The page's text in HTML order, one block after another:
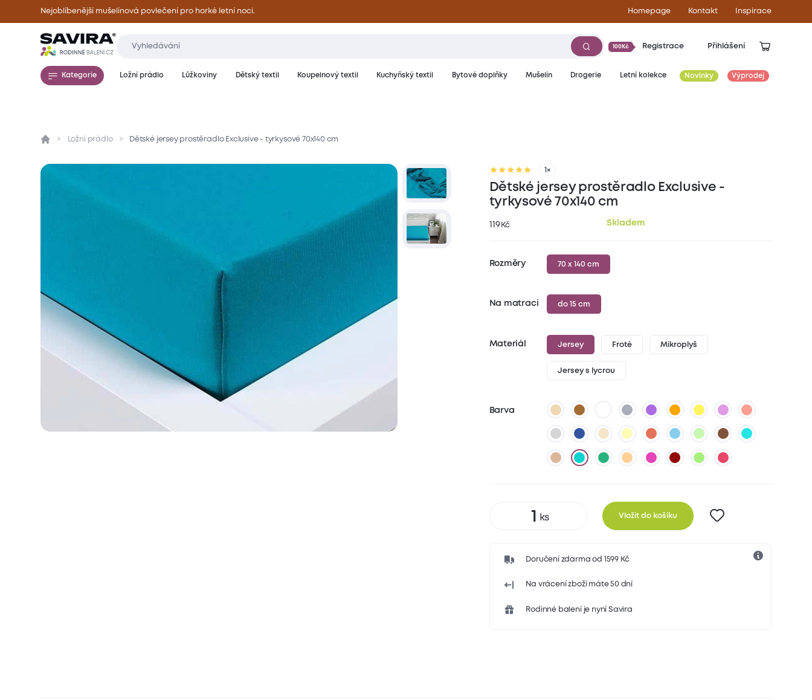
Nejoblíbenější mušelínová povlečení pro horké letní noci. Homepage Kontakt Inspirace
100Kč Registrace Přihlášení
Kategorie Ložní prádlo Lůžkoviny Dětský textil Koupelnový textil Kuchyňský textil Bytové doplňky Mušelín Drogerie Letní kolekce Novinky Výprodej
Přehled Parametry Popis produktu Materiál a péče
Ložní prádlo Dětské jersey prostěradlo Exclusive - tyrkysové 70x140 cm
1×
Dětské jersey prostěradlo Exclusive -
tyrkysové 70x140 cm
119 Kč Skladem
Rozměry 70 x 140 cm
Na matraci do 15 cm
Materiál Jersey Froté Mikroplyš
Jersey s lycrou
Barva
Vložit do košíku
Doručení zdarma od 1599 Kč
Na vrácení zboží máte 50 dní
Rodinné balení je nyní Savira